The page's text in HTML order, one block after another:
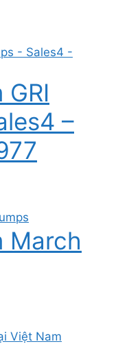
–
March